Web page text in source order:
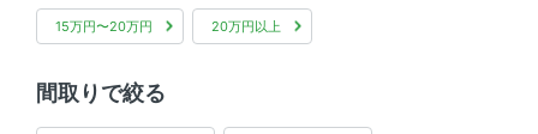
15万円〜20万円 20万円以上
間取りで絞る